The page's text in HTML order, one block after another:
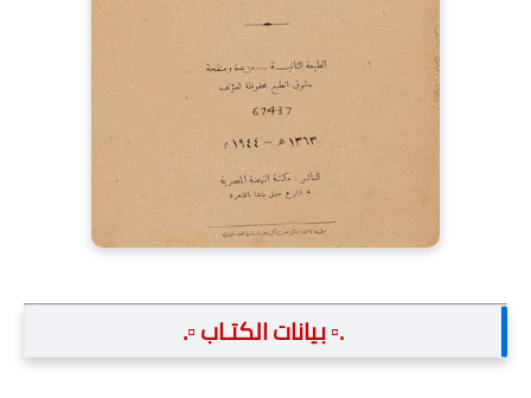
.▫️ بيانات الكتـاب ▫️.